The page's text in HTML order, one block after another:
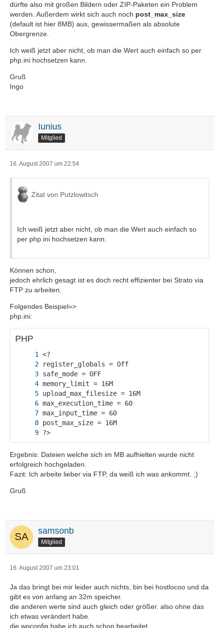
dürfte also mit großen Bildern oder ZIP-Paketen ein Problem
werden. Außerdem wirkt sich auch noch post_max_size
(default ist hier 8MB) aus, gewissermaßen als absolute
Obergrenze.
Ich weiß jetzt aber nicht, ob man die Wert auch einfach so per
php.ini hochsetzen kann.
Gruß
Ingo
Iunius
Mitglied
16. August 2007 um 22:54
Zitat von Putzlowitsch
Ich weiß jetzt aber nicht, ob man die Wert auch einfach so
per php.ini hochsetzen kann.
Können schon,
jedoch ehrlich gesagt ist es doch recht effizienter bei Strato via
FTP zu arbeiten.
Folgendes Beispiel=>
php.ini:
PHP
?>
Ergebnis: Dateien welche sich im MB aufhielten wurde nicht
erfolgreich hochgeladen.
Fazit: Ich arbeite lieber via FTP, da weiß ich was ankommt. ;)
Gruß
samsonb
Mitglied
16. August 2007 um 23:01
Ja das bringt bei mir leider auch nichts, bin bei hostlocoo und da
gibt es von anfang an 32m speicher.
die anderen werte sind auch gleich oder größer. also ohne das
ich etwas verändert habe.
die wpconfig habe ich auch schon bearbeitet.